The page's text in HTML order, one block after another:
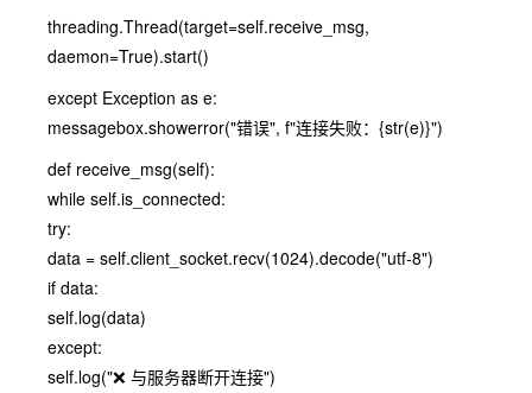
threading.Thread(target=self.receive_msg,
daemon=True).start()
except Exception as e:
messagebox.showerror("错误", f"连接失败：{str(e)}")
def receive_msg(self):
while self.is_connected:
try:
data = self.client_socket.recv(1024).decode("utf-8")
if data:
self.log(data)
except:
self.log("❌ 与服务器断开连接")